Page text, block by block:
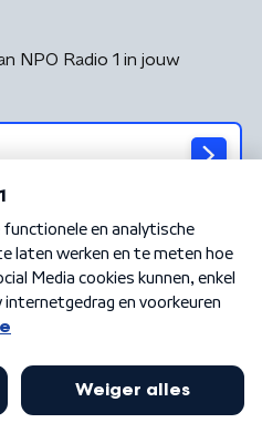
NPO Radio 1 in jouw